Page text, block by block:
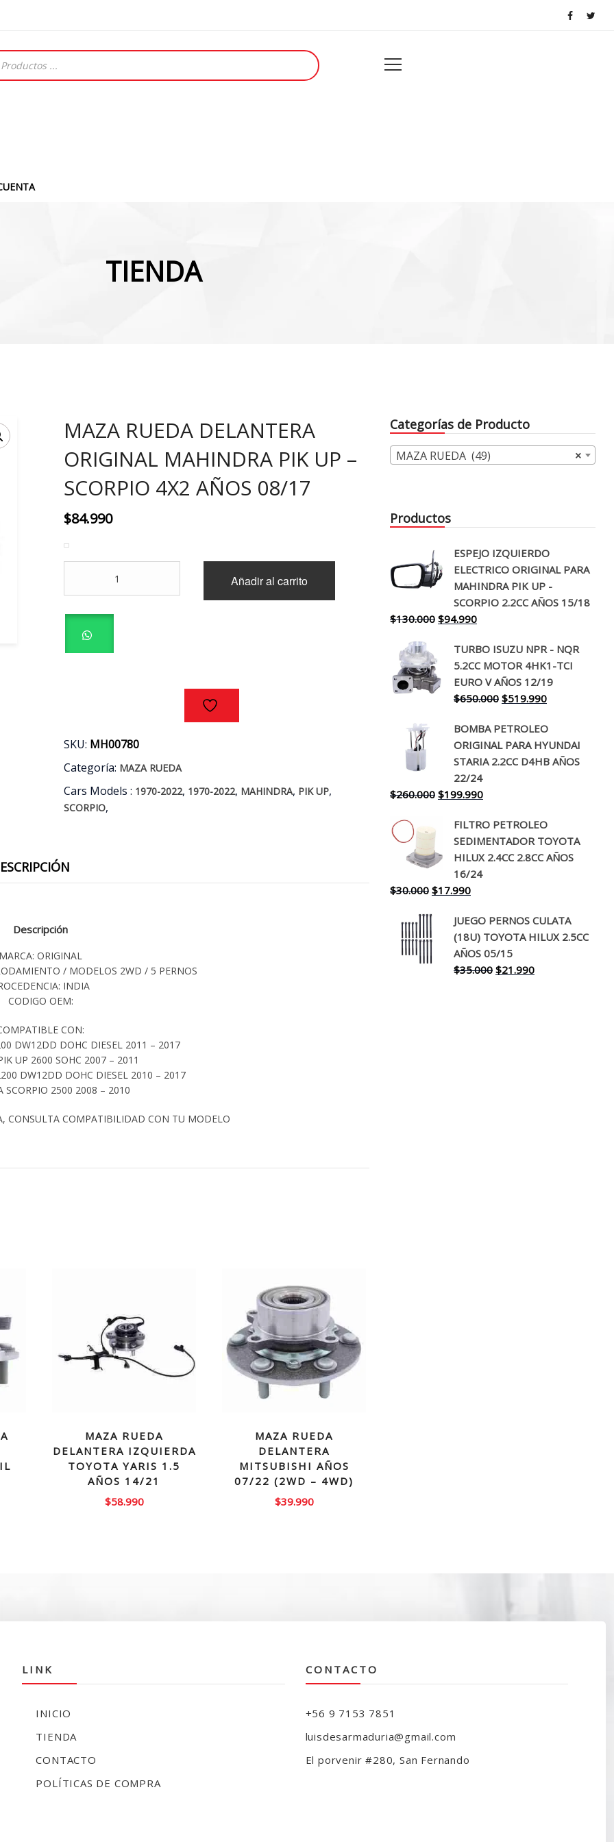
TIENDA
MAZA RUEDA DELANTERA
ORIGINAL MAHINDRA PIK UP –
SCORPIO 4X2 AÑOS 08/17
$84.990
DELANTERA
ORIGINAL
UP
cantidad
Añadir al carrito
SKU: MH00780
Categoría: MAZA RUEDA
Cars Models : 1970-2022, 1970-2022, MAHINDRA, PIK UP,
SCORPIO,
Descripción
ORIGINAL
/ MODELOS 2WD / 5 PERNOS
INDIA
CODIGO OEM:
CON:
DW12DD DOHC DIESEL 2011 – 2017
UP 2600 SOHC 2007 – 2011
DW12DD DOHC DIESEL 2010 – 2017
SCORPIO 2500 2008 – 2010
CONSULTA COMPATIBILIDAD CON TU MODELO
MAZA RUEDA
DELANTERA IZQUIERDA
TOYOTA YARIS 1.5
AÑOS 14/21
$58.990
MAZA RUEDA
DELANTERA
MITSUBISHI AÑOS
07/22 (2WD – 4WD)
$39.990
Categorías de Producto
×
MAZA RUEDA (49)
Productos
ESPEJO IZQUIERDO
ELECTRICO ORIGINAL PARA
MAHINDRA PIK UP -
SCORPIO 2.2CC AÑOS 15/18
$130.000 El
original
era:
$130.000.
$94.990El
actual
es:
$94.990.
TURBO ISUZU NPR - NQR
5.2CC MOTOR 4HK1-TCI
EURO V AÑOS 12/19
$650.000 El
original
era:
$650.000.
$519.990El
actual
es:
$519.990.
BOMBA PETROLEO
ORIGINAL PARA HYUNDAI
STARIA 2.2CC D4HB AÑOS
22/24
$260.000 El
original
era:
$260.000.
$199.990El
actual
es:
$199.990.
FILTRO PETROLEO
SEDIMENTADOR TOYOTA
HILUX 2.4CC 2.8CC AÑOS
16/24
$30.000 El
original
era:
$30.000.
$17.990El
actual
es:
$17.990.
JUEGO PERNOS CULATA
(18U) TOYOTA HILUX 2.5CC
AÑOS 05/15
$35.000 El
$21.990El
LINK
INICIO
TIENDA
CONTACTO
POLÍTICAS DE COMPRA
CONTACTO
+56 9 7153 7851
luisdesarmaduria@gmail.com
El porvenir #280, San Fernando